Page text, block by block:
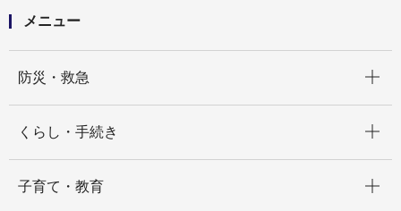
メニュー
防災・救急
くらし・手続き
子育て・教育